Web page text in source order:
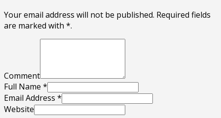
Your email address will not be published. Required fields
are marked with *.
Comment
Full Name *
Email Address *
Website